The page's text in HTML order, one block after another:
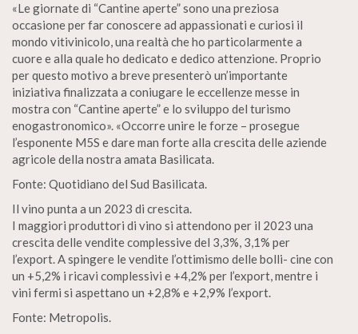
«Le giornate di “Cantine aperte” sono una preziosa
occasione per far conoscere ad appassionati e curiosi il
mondo vitivinicolo, una realtà che ho particolarmente a
cuore e alla quale ho dedicato e dedico attenzione. Proprio
per questo motivo a breve presenterò un’importante
iniziativa finalizzata a coniugare le eccellenze messe in
mostra con “Cantine aperte” e lo sviluppo del turismo
enogastronomico». «Occorre unire le forze – prosegue
l’esponente M5S e dare man forte alla crescita delle aziende
agricole della nostra amata Basilicata.
Fonte: Quotidiano del Sud Basilicata.
Il vino punta a un 2023 di crescita.
I maggiori produttori di vino si attendono per il 2023 una
crescita delle vendite complessive del 3,3%, 3,1% per
l’export. A spingere le vendite l’ottimismo delle bolli- cine con
un +5,2% i ricavi complessivi e +4,2% per l’export, mentre i
vini fermi si aspettano un +2,8% e +2,9% l’export.
Fonte: Metropolis.